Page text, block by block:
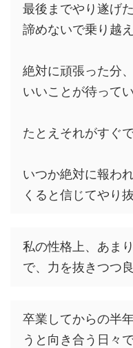
最後までやり遂げ
諦めないで乗り越
絶対に頑張った分、
いいことが待って
たとえそれがすぐ
いつか絶対に報わ
くると信じてやり
私の性格上、あま
で、力を抜きつつ
卒業してからの半
うと向き合う日々